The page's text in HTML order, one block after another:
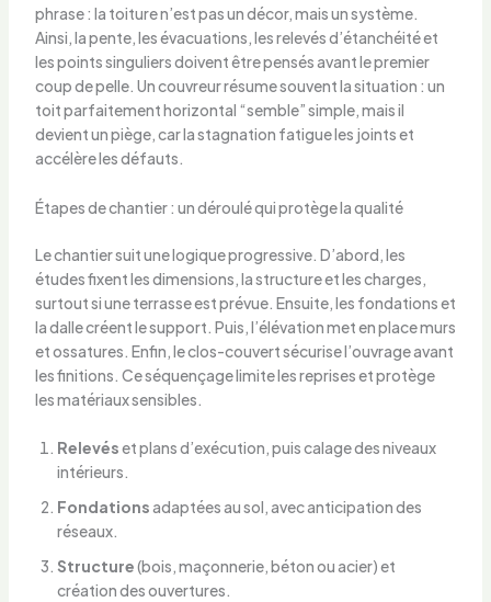
phrase : la toiture n’est pas un décor, mais un système.
Ainsi, la pente, les évacuations, les relevés d’étanchéité et
les points singuliers doivent être pensés avant le premier
coup de pelle. Un couvreur résume souvent la situation : un
toit parfaitement horizontal “semble” simple, mais il
devient un piège, car la stagnation fatigue les joints et
accélère les défauts.
Étapes de chantier : un déroulé qui protège la qualité
Le chantier suit une logique progressive. D’abord, les
études fixent les dimensions, la structure et les charges,
surtout si une terrasse est prévue. Ensuite, les fondations et
la dalle créent le support. Puis, l’élévation met en place murs
et ossatures. Enfin, le clos-couvert sécurise l’ouvrage avant
les finitions. Ce séquençage limite les reprises et protège
les matériaux sensibles.
Relevéset plans d’exécution, puis calage des niveaux
intérieurs.
Fondationsadaptées au sol, avec anticipation des
réseaux.
Structure(bois, maçonnerie, béton ou acier) et
création des ouvertures.